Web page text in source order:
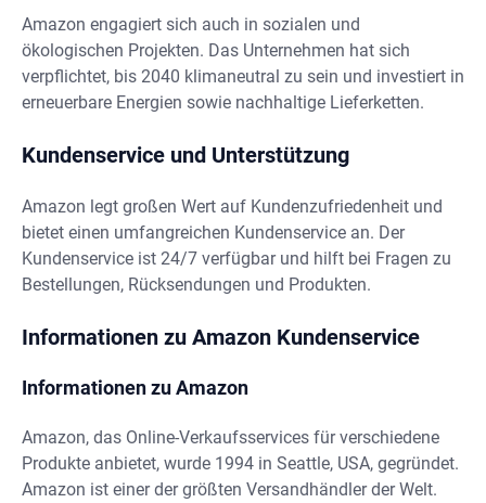
Amazon engagiert sich auch in sozialen und
ökologischen Projekten. Das Unternehmen hat sich
verpflichtet, bis 2040 klimaneutral zu sein und investiert in
erneuerbare Energien sowie nachhaltige Lieferketten.
Kundenservice und Unterstützung
Amazon legt großen Wert auf Kundenzufriedenheit und
bietet einen umfangreichen Kundenservice an. Der
Kundenservice ist 24/7 verfügbar und hilft bei Fragen zu
Bestellungen, Rücksendungen und Produkten.
Informationen zu Amazon Kundenservice
Informationen zu Amazon
Amazon, das Online-Verkaufsservices für verschiedene
Produkte anbietet, wurde 1994 in Seattle, USA, gegründet.
Amazon ist einer der größten Versandhändler der Welt.